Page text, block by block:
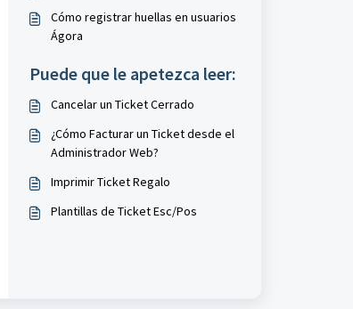
Cómo registrar huellas en usuarios
Ágora
Puede que le apetezca leer:
Cancelar un Ticket Cerrado
¿Cómo Facturar un Ticket desde el
Administrador Web?
Imprimir Ticket Regalo
Plantillas de Ticket Esc/Pos